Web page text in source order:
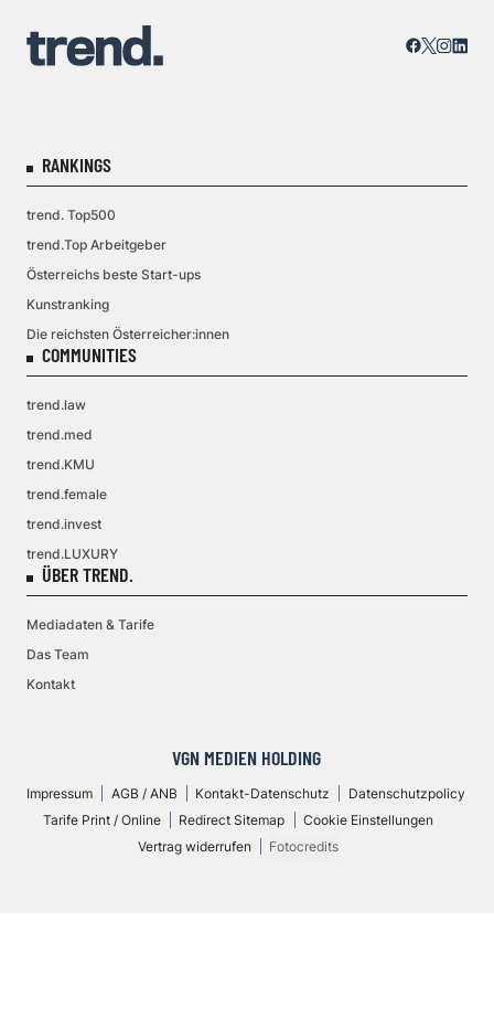
RANKINGS
trend. Top500
trend.Top Arbeitgeber
Österreichs beste Start-ups
Kunstranking
Die reichsten Österreicher:innen
COMMUNITIES
trend.law
trend.med
trend.KMU
trend.female
trend.invest
trend.LUXURY
ÜBER TREND.
Mediadaten & Tarife
Das Team
Kontakt
VGN MEDIEN HOLDING
Impressum AGB / ANB Kontakt-Datenschutz
Datenschutzpolicy
Tarife Print / Online
Redirect Sitemap
Cookie Einstellungen
Vertrag widerrufen
Fotocredits